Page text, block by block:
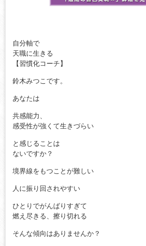
自分軸で
天職に生きる
【習慣化コーチ】
鈴木みつこです。
あなたは
共感能力、
感受性が強くて生きづらい
と感じることは
ないですか？
境界線をもつことが難しい
人に振り回されやすい
ひとりでがんばりすぎて
燃え尽きる、擦り切れる
そんな傾向はありませんか？